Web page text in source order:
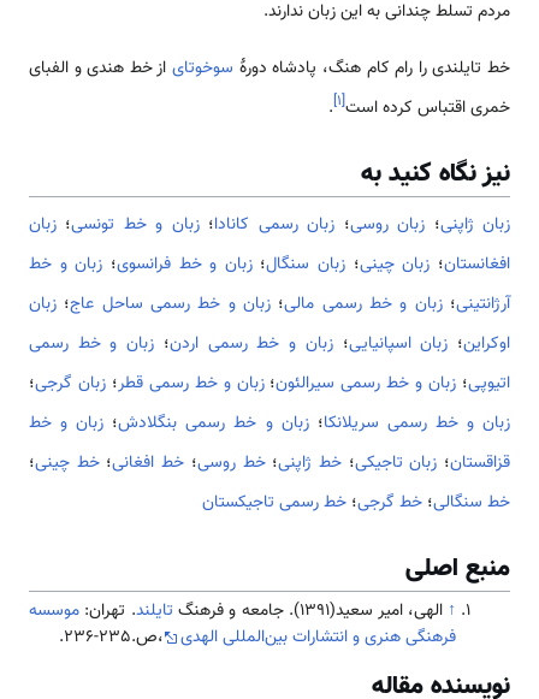
مردم تسلط چندانی به این زبان ندارند.
خط تایلندی را رام کام هنگ، پادشاه دورهٔ سوخوتایاز خط هندی و الفبای
خمری اقتباس کرده است[۱]
.
نیز نگاه کنید به
زبان ژاپنی؛ زبان روسی؛ زبان رسمی کانادا؛زبان و خط تونسی؛ زبان
افغانستان؛ زبان چینی؛ زبان سنگال؛زبان و خط فرانسوی؛ زبان و خط
آرژانتینی؛زبان و خط رسمی مالی؛ زبان و خط رسمی ساحل عاج؛ زبان
اوکراین؛ زبان اسپانیایی؛زبان و خط رسمی اردن؛ زبان و خط رسمی
اتیوپی؛ زبان و خط رسمی سیرالئون؛زبان و خط رسمی قطر؛زبان گرجی؛
زبان و خط رسمی سریلانکا؛زبان و خط رسمی بنگلادش؛ زبان و خط
قزاقستان؛ زبان تاجیکی؛خط ژاپنی؛خط روسی؛ خط افغانی؛خط چینی؛
خط سنگالی؛ خط گرجی؛ خط رسمی تاجیکستان
منبع اصلی
↑ الهی، امیر سعید(1391). جامعه و فرهنگ تایلند. تهران: موسسه
فرهنگی هنری و انتشارات بین‌المللی الهدی
،ص.235-236.
نویسنده مقاله